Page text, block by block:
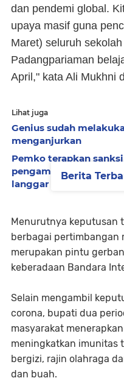
dan pendemi global.
upaya masif guna
Maret) seluruh
Padangpariaman
April," kata Ali Mukhni
Lihat juga
Genius sudah
menganjurkan
Pemko terapkan
pengamat: di kantor
langgar prokes
Menurutnya keputusan
berbagai pertimbangan
merupakan pintu
keberadaan Bandara
Selain mengambil
corona, bupati dua
masyarakat
meningkatkan imunitas
bergizi, rajin olahraga
dan buah.
Berita